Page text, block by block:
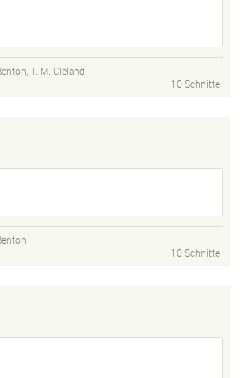
,T. M. Cleland
10 Schnitte
10 Schnitte